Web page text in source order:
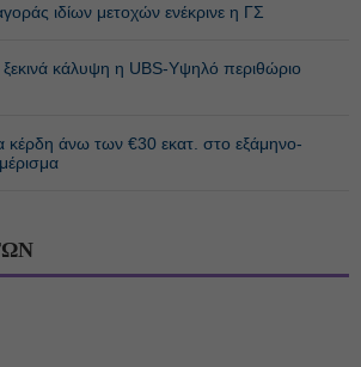
ιδίων μετοχών ενέκρινε η ΓΣ
κάλυψη η UBS-Υψηλό περιθώριο
κέρδη άνω των €30 εκατ. στο εξάμηνο-